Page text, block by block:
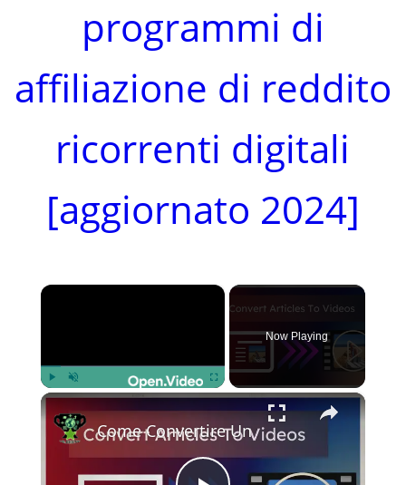
programmi di
affiliazione di reddito
ricorrenti digitali
[aggiornato 2024]
×
Play Unmute Fullscreen
Now Playing
×
Come Convertire Un Articolo In Un